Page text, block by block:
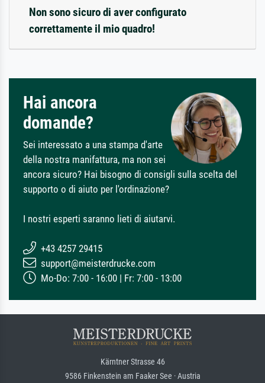
Non sono sicuro di aver configurato
correttamente il mio quadro!
Hai ancora
domande?
Sei interessato a una stampa d'arte
della nostra manifattura, ma non sei
ancora sicuro? Hai bisogno di consigli sulla scelta del
supporto o di aiuto per l'ordinazione?
I nostri esperti saranno lieti di aiutarvi.
+43 4257 29415
support@meisterdrucke.com
Mo-Do: 7:00 - 16:00 | Fr: 7:00 - 13:00
Kärntner Strasse 46
9586 Finkenstein am Faaker See · Austria